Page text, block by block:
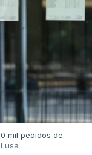
mil pedidos de